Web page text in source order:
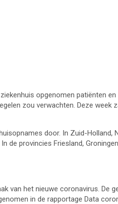
opgenomen patiënten
zou verwachten. Deze week
door. In Zuid-Holland,
de provincies Friesland,
van het nieuwe coronavirus. De
in de rapportage Data